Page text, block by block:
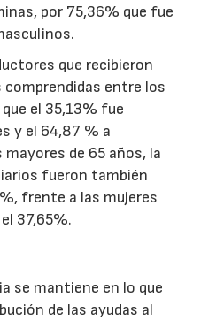
por 75,36% que fue
que recibieron
comprendidas entre los
el 35,13% fue
y el 64,87 % a
de 65 años, la
fueron también
frente a las mujeres
37,65%.
se mantiene en lo que
de las ayudas al